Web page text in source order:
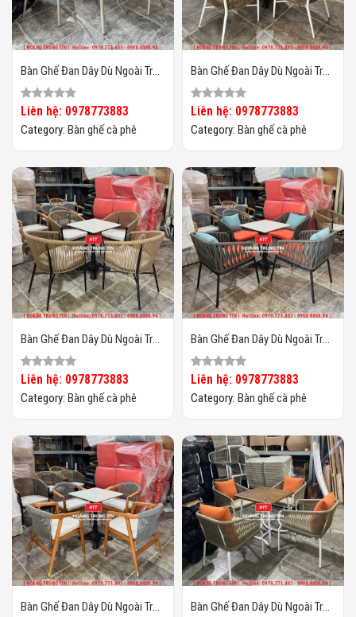
Bàn Ghế Đan Dây Dù Ngoài Trời
HTT06
Liên hệ: 0978773883
Category: Bàn ghế cà phê
Bàn Ghế Đan Dây Dù Ngoài Trời
HTT05
Liên hệ: 0978773883
Category: Bàn ghế cà phê
Bàn Ghế Đan Dây Dù Ngoài Trời
HTT04
Liên hệ: 0978773883
Category: Bàn ghế cà phê
Bàn Ghế Đan Dây Dù Ngoài Trời
HTT03
Liên hệ: 0978773883
Category: Bàn ghế cà phê
Bàn Ghế Đan Dây Dù Ngoài Trời
Bàn Ghế Đan Dây Dù Ngoài Trời